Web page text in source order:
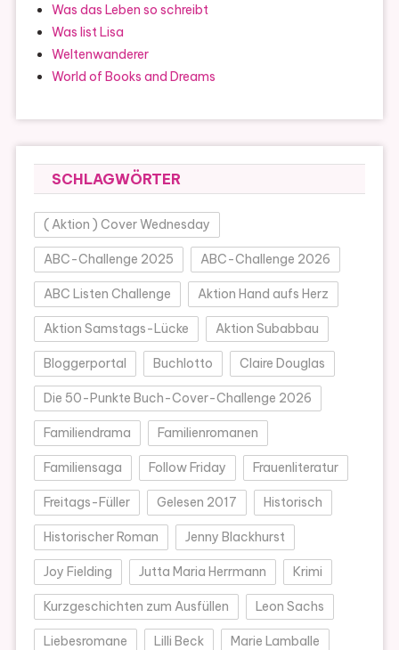
Was das Leben so schreibt
Was list Lisa
Weltenwanderer
World of Books and Dreams
SCHLAGWÖRTER
( Aktion ) Cover Wednesday
ABC-Challenge 2025 ABC-Challenge 2026
ABC Listen Challenge Aktion Hand aufs Herz
Aktion Samstags-Lücke Aktion Subabbau
Bloggerportal Buchlotto Claire Douglas
Die 50-Punkte Buch-Cover-Challenge 2026
Familiendrama Familienromanen
Familiensaga Follow Friday Frauenliteratur
Freitags-Füller Gelesen 2017 Historisch
Historischer Roman Jenny Blackhurst
Joy Fielding Jutta Maria Herrmann Krimi
Kurzgeschichten zum Ausfüllen Leon Sachs
Liebesromane Lilli Beck Marie Lamballe